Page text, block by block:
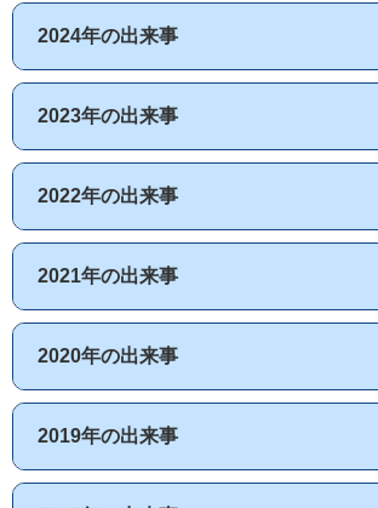
2024年の出来事
2023年の出来事
2022年の出来事
2021年の出来事
2020年の出来事
2019年の出来事